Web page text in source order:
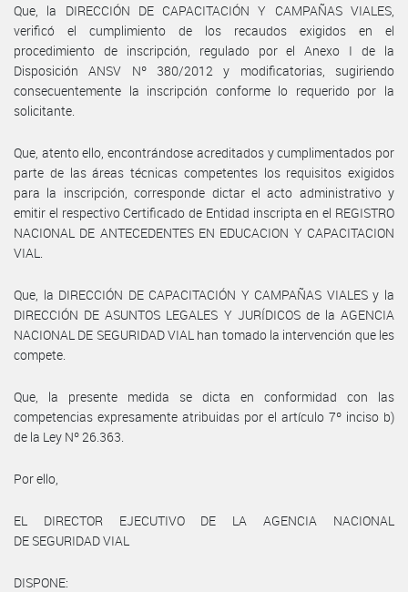
Que, la DIRECCIÓN DE CAPACITACIÓN Y CAMPAÑAS VIALES,
verificó el cumplimiento de los recaudos exigidos en el
procedimiento de inscripción, regulado por el Anexo I de la
Disposición ANSV Nº 380/2012 y modificatorias, sugiriendo
consecuentemente la inscripción conforme lo requerido por la
solicitante.
Que, atento ello, encontrándose acreditados y cumplimentados por
parte de las áreas técnicas competentes los requisitos exigidos
para la inscripción, corresponde dictar el acto administrativo y
emitir el respectivo Certificado de Entidad inscripta en el REGISTRO
NACIONAL DE ANTECEDENTES EN EDUCACION Y CAPACITACION
VIAL.
Que, la DIRECCIÓN DE CAPACITACIÓN Y CAMPAÑAS VIALES y la
DIRECCIÓN DE ASUNTOS LEGALES Y JURÍDICOS de la AGENCIA
NACIONAL DE SEGURIDAD VIAL han tomado la intervención que les
compete.
Que, la presente medida se dicta en conformidad con las
competencias expresamente atribuidas por el artículo 7º inciso b)
de la Ley Nº 26.363.
Por ello,
EL DIRECTOR EJECUTIVO DE LA AGENCIA NACIONAL
DE SEGURIDAD VIAL
DISPONE: